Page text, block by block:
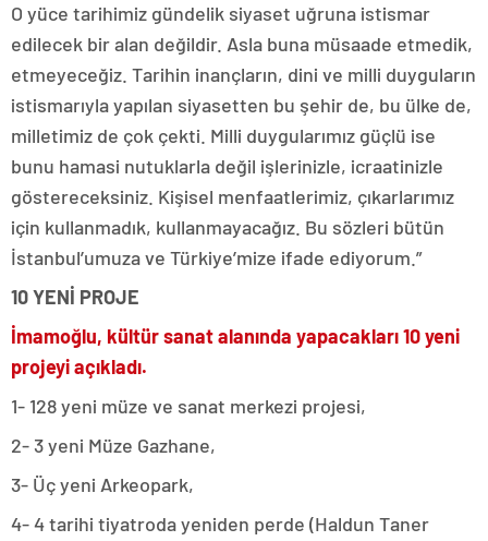
O yüce tarihimiz gündelik siyaset uğruna istismar
edilecek bir alan değildir. Asla buna müsaade etmedik,
etmeyeceğiz. Tarihin inançların, dini ve milli duyguların
istismarıyla yapılan siyasetten bu şehir de, bu ülke de,
milletimiz de çok çekti. Milli duygularımız güçlü ise
bunu hamasi nutuklarla değil işlerinizle, icraatinizle
göstereceksiniz. Kişisel menfaatlerimiz, çıkarlarımız
için kullanmadık, kullanmayacağız. Bu sözleri bütün
İstanbul’umuza ve Türkiye’mize ifade ediyorum.”
10 YENİ PROJE
İmamoğlu, kültür sanat alanında yapacakları 10 yeni
projeyi açıkladı.
1- 128 yeni müze ve sanat merkezi projesi,
2- 3 yeni Müze Gazhane,
3- Üç yeni Arkeopark,
4- 4 tarihi tiyatroda yeniden perde (Haldun Taner